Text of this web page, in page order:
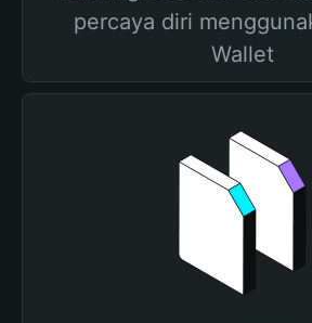
percaya diri
Wallet